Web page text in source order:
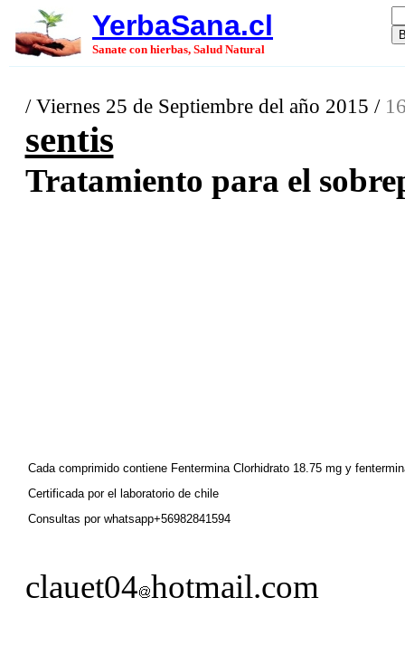
YerbaSana.cl
Sanate con hierbas, Salud Natural
/ Viernes 25 de Septiembre del año 2015 /
sentis
Tratamiento para el
Cada comprimido contiene Fentermina Clorhidrato 18.75 mg y
Certificada por el laboratorio de chile
Consultas por whatsapp+56982841594
clauet04 hotmail.com